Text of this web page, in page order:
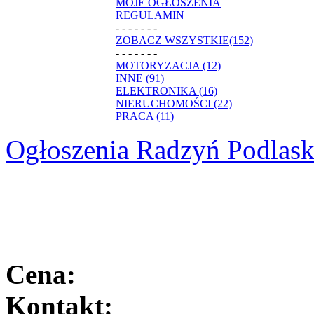
REGULAMIN
- - - - - - -
ZOBACZ WSZYSTKIE(152)
- - - - - - -
MOTORYZACJA (12)
INNE (91)
ELEKTRONIKA (16)
NIERUCHOMOŚCI (22)
PRACA (11)
Ogłoszenia Radzyń
Cena:
Kontakt: